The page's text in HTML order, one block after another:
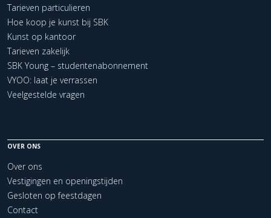
Tarieven particulieren
Hoe koop je kunst bij SBK
Kunst op kantoor
Tarieven zakelijk
SBK Young – studentenabonnement
VYOO: laat je verrassen
Veelgestelde vragen
OVER ONS
Over ons
Vestigingen en openingstijden
Gesloten op feestdagen
Contact